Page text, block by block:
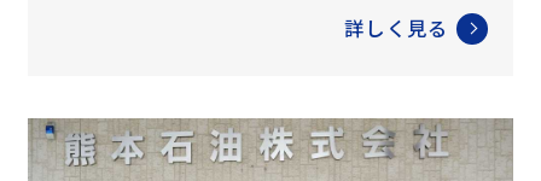
詳しく見る